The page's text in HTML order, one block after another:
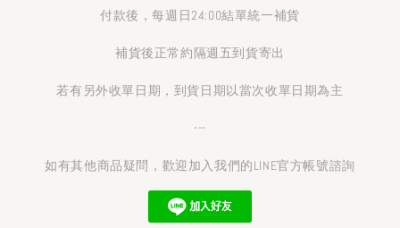
付款後，每週日24:00結單統一補貨
補貨後正常約隔週五到貨寄出
若有另外收單日期，到貨日期以當次收單日期為主
---
如有其他商品疑問，歡迎加入我們的LINE官方帳號諮詢